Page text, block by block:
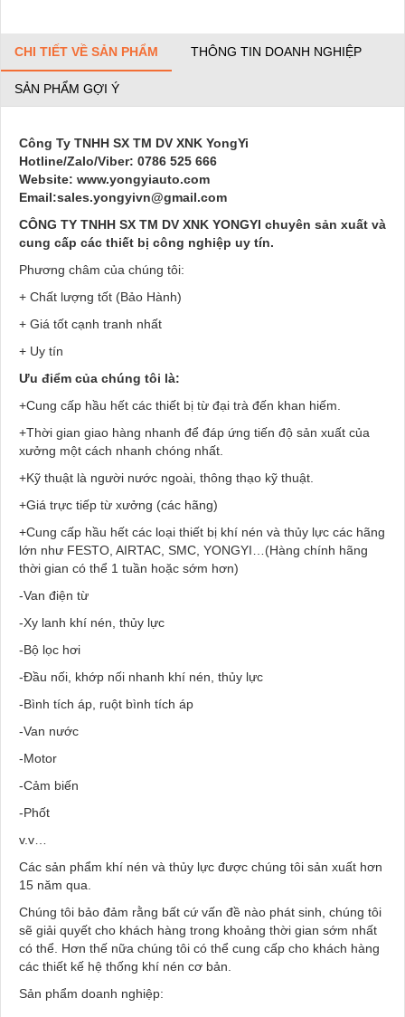
CHI TIẾT VỀ SẢN PHẨM THÔNG TIN DOANH NGHIỆP
SẢN PHẨM GỢI Ý
Công Ty TNHH SX TM DV XNK YongYi
Hotline/Zalo/Viber: 0786 525 666
Website: www.yongyiauto.com
Email:sales.yongyivn@gmail.com
CÔNG TY TNHH SX TM DV XNK YONGYI chuyên sản xuất và
cung cấp các thiết bị công nghiệp uy tín.
Phương châm của chúng tôi:
+ Chất lượng tốt (Bảo Hành)
+ Giá tốt cạnh tranh nhất
+ Uy tín
Ưu điểm của chúng tôi là:
+Cung cấp hầu hết các thiết bị từ đại trà đến khan hiếm.
+Thời gian giao hàng nhanh để đáp ứng tiến độ sản xuất của
xưởng một cách nhanh chóng nhất.
+Kỹ thuật là người nước ngoài, thông thạo kỹ thuật.
+Giá trực tiếp từ xưởng (các hãng)
+Cung cấp hầu hết các loại thiết bị khí nén và thủy lực các hãng
lớn như FESTO, AIRTAC, SMC, YONGYI…(Hàng chính hãng
thời gian có thể 1 tuần hoặc sớm hơn)
-Van điện từ
-Xy lanh khí nén, thủy lực
-Bộ lọc hơi
-Đầu nối, khớp nối nhanh khí nén, thủy lực
-Bình tích áp, ruột bình tích áp
-Van nước
-Motor
-Cảm biến
-Phốt
v.v…
Các sản phẩm khí nén và thủy lực được chúng tôi sản xuất hơn
15 năm qua.
Chúng tôi bảo đảm rằng bất cứ vấn đề nào phát sinh, chúng tôi
sẽ giải quyết cho khách hàng trong khoảng thời gian sớm nhất
có thể. Hơn thế nữa chúng tôi có thể cung cấp cho khách hàng
các thiết kế hệ thống khí nén cơ bản.
Sản phẩm doanh nghiệp: